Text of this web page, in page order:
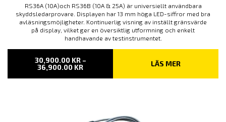
RS36A (10A)och RS36B (10A & 25A) är universiellt användbara
skyddsledarprovare. Displayen har 13 mm höga LED-siffror med bra
avläsningsmöjligheter. Kontinuerlig visning av inställt gränsvärde
på display, vilket ger en översiktlig utformning och enkelt
handhavande av testinstrumentet.
30,900.00 KR –
36,900.00 KRPRISINTERVALL:
TILL
LÄS MER